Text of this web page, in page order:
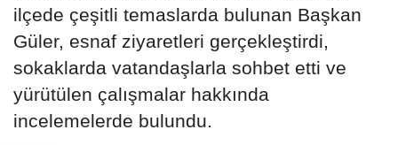
ilçede çeşitli temaslarda bulunan Başkan
Güler, esnaf ziyaretleri gerçekleştirdi,
sokaklarda vatandaşlarla sohbet etti ve
yürütülen çalışmalar hakkında
incelemelerde bulundu.